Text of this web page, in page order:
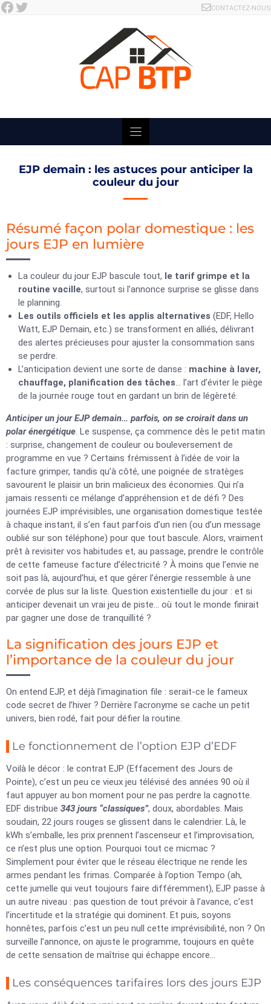
Skip
Facebook Twitter CONTACTEZ-NOUS
EJP demain : les astuces pour anticiper la
couleur du jour
Résumé façon polar domestique : les
jours EJP en lumière
La couleur du jour EJP bascule tout, le tarif grimpe et la
routine vacille, surtout si l’annonce surprise se glisse dans
le planning.
Les outils officiels et les applis alternatives (EDF, Hello
Watt, EJP Demain, etc.) se transforment en alliés, délivrant
des alertes précieuses pour ajuster la consommation sans
se perdre.
L’anticipation devient une sorte de danse : machine à laver,
chauffage, planification des tâches… l’art d’éviter le piège
de la journée rouge tout en gardant un brin de légèreté.
Anticiper un jour EJP demain… parfois, on se croirait dans un
polar énergétique. Le suspense, ça commence dès le petit matin
: surprise, changement de couleur ou bouleversement de
programme en vue ? Certains frémissent à l’idée de voir la
facture grimper, tandis qu’à côté, une poignée de stratèges
savourent le plaisir un brin malicieux des économies. Qui n’a
jamais ressenti ce mélange d’appréhension et de défi ? Des
journées EJP imprévisibles, une organisation domestique testée
à chaque instant, il s’en faut parfois d’un rien (ou d’un message
oublié sur son téléphone) pour que tout bascule. Alors, vraiment
prêt à revisiter vos habitudes et, au passage, prendre le contrôle
de cette fameuse facture d’électricité ? À moins que l’envie ne
soit pas là, aujourd’hui, et que gérer l’énergie ressemble à une
corvée de plus sur la liste. Question existentielle du jour : et si
anticiper devenait un vrai jeu de piste… où tout le monde finirait
par gagner une dose de tranquillité ?
La signification des jours EJP et
l’importance de la couleur du jour
On entend EJP, et déjà l’imagination file : serait-ce le fameux
code secret de l’hiver ? Derrière l’acronyme se cache un petit
univers, bien rodé, fait pour défier la routine.
Le fonctionnement de l’option EJP d’EDF
Voilà le décor : le contrat EJP (Effacement des Jours de
Pointe), c’est un peu ce vieux jeu télévisé des années 90 où il
faut appuyer au bon moment pour ne pas perdre la cagnotte.
EDF distribue 343 jours “classiques”, doux, abordables. Mais
soudain, 22 jours rouges se glissent dans le calendrier. Là, le
kWh s’emballe, les prix prennent l’ascenseur et l’improvisation,
ce n’est plus une option. Pourquoi tout ce micmac ?
Simplement pour éviter que le réseau électrique ne rende les
armes pendant les frimas. Comparée à l’option Tempo (ah,
cette jumelle qui veut toujours faire différemment), EJP passe à
un autre niveau : pas question de tout prévoir à l’avance, c’est
l’incertitude et la stratégie qui dominent. Et puis, soyons
honnêtes, parfois c’est un peu null cette imprévisibilité, non ? On
surveille l’annonce, on ajuste le programme, toujours en quête
de cette sensation de maîtrise qui échappe encore…
Les conséquences tarifaires lors des jours EJP